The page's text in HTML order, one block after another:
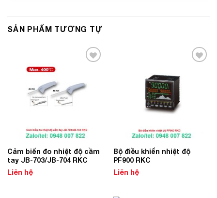
SẢN PHẨM TƯƠNG TỰ
Cảm biến đo nhiệt độ cầm
tay JB-703/JB-704 RKC
Liên hệ
Bộ điều khiển nhiệt độ
PF900 RKC
Liên hệ